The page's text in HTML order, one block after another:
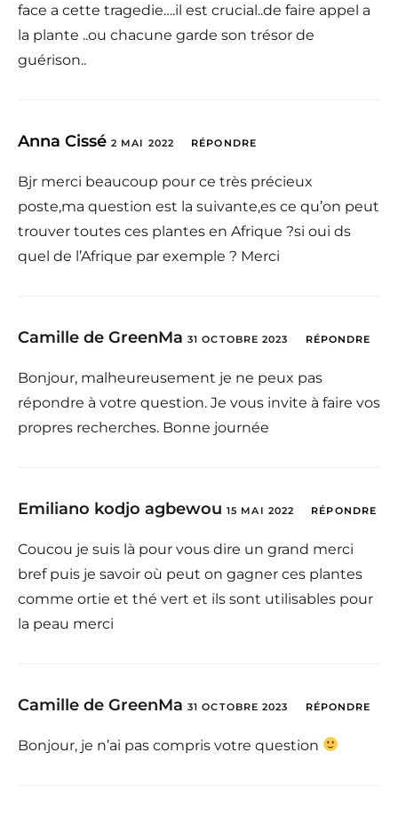
face a cette tragedie….il est crucial..de faire appel a
la plante ..ou chacune garde son trésor de
guérison..
Anna Cissé 2 MAI 2022 RÉPONDRE
Bjr merci beaucoup pour ce très précieux
poste,ma question est la suivante,es ce qu’on peut
trouver toutes ces plantes en Afrique ?si oui ds
quel de l’Afrique par exemple ? Merci
Camille de GreenMa 31 OCTOBRE 2023 RÉPONDRE
Bonjour, malheureusement je ne peux pas
répondre à votre question. Je vous invite à faire vos
propres recherches. Bonne journée
Emiliano kodjo agbewou 15 MAI 2022 RÉPONDRE
Coucou je suis là pour vous dire un grand merci
bref puis je savoir où peut on gagner ces plantes
comme ortie et thé vert et ils sont utilisables pour
la peau merci
Camille de GreenMa 31 OCTOBRE 2023 RÉPONDRE
Bonjour, je n’ai pas compris votre question